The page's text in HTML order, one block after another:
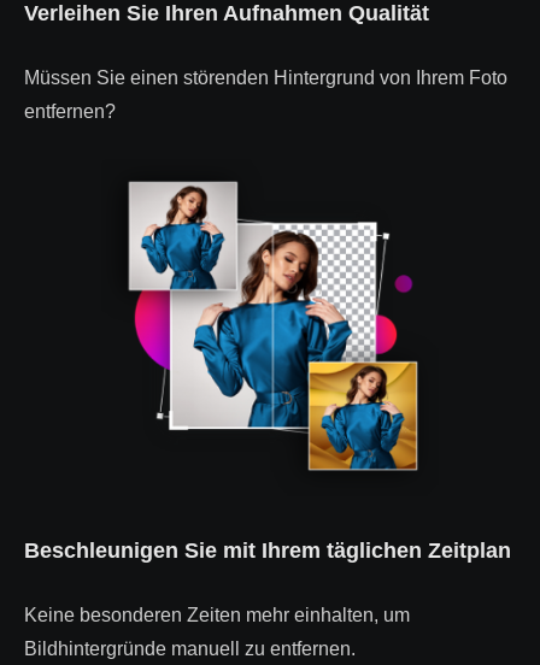
Verleihen Sie Ihren Aufnahmen Qualität
Müssen Sie einen störenden Hintergrund von Ihrem Foto
entfernen?
Beschleunigen Sie mit Ihrem täglichen Zeitplan
Keine besonderen Zeiten mehr einhalten, um
Bildhintergründe manuell zu entfernen.